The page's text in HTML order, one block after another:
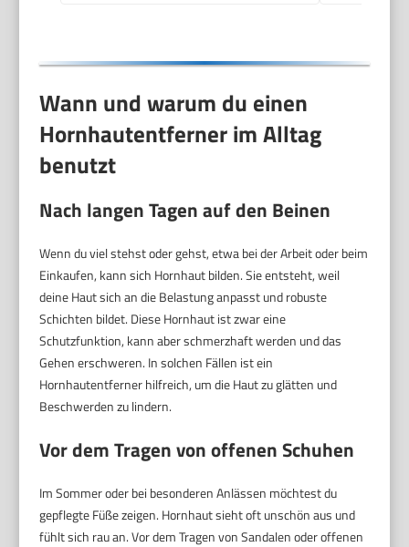
Wann und warum du einen
Hornhautentferner im Alltag
benutzt
Nach langen Tagen auf den Beinen
Wenn du viel stehst oder gehst, etwa bei der Arbeit oder beim
Einkaufen, kann sich Hornhaut bilden. Sie entsteht, weil
deine Haut sich an die Belastung anpasst und robuste
Schichten bildet. Diese Hornhaut ist zwar eine
Schutzfunktion, kann aber schmerzhaft werden und das
Gehen erschweren. In solchen Fällen ist ein
Hornhautentferner hilfreich, um die Haut zu glätten und
Beschwerden zu lindern.
Vor dem Tragen von offenen Schuhen
Im Sommer oder bei besonderen Anlässen möchtest du
gepflegte Füße zeigen. Hornhaut sieht oft unschön aus und
fühlt sich rau an. Vor dem Tragen von Sandalen oder offenen